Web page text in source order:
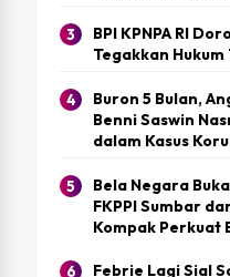
BPI KPNPA RI
Tegakkan
Buron 5 Bulan,
Benni Saswin
dalam Kasus
Bela Negara
FKPPI Sumbar
Kompak Perkuat
Febrie Lagi Sial